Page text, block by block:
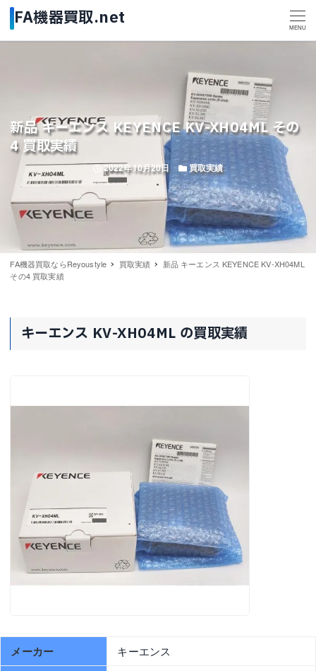
MENU
新品 キーエンス KEYENCE KV-XH04ML その
4 買取実績
投稿日
2022年10月20日 カテゴリー
買取実績
FA機器買取ならReyoustyle 買取実績
新品 キーエンス KEYENCE KV-XH04ML
その4 買取実績
キーエンス KV-XH04ML の買取実績
メーカー キーエンス